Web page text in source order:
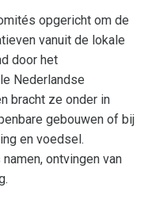
opgericht om de
vanuit de lokale
door het
Nederlandse
bracht ze onder in
gebouwen of bij
en voedsel.
ontvingen van